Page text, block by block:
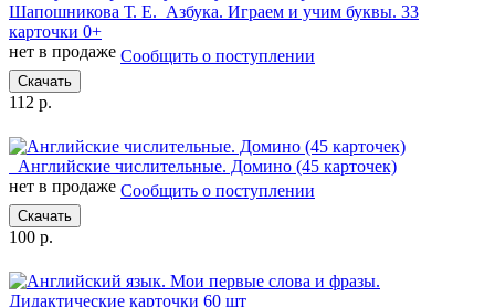
Шапошникова Т. Е. Азбука. Играем и учим буквы. 33
карточки 0+
нет в продаже Сообщить о поступлении
Скачать
112 р.
Английские числительные. Домино (45 карточек)
нет в продаже Сообщить о поступлении
Скачать
100 р.